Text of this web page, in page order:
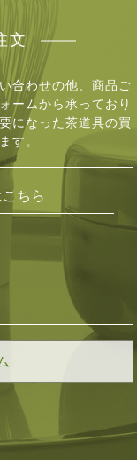
文
合わせの他、商品ご
ームから承っており
になった茶道具の買
す。
ちら